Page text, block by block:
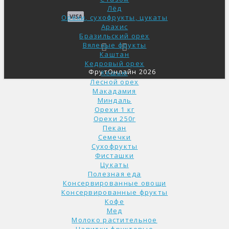
Лёд
Орехи, сухофрукты, цукаты
Арахис
Бразильский орех
Вяленые фрукты
Каштан
Кедровый орех
Кешью
Лесной орех
Макадамия
Миндаль
Орехи 1 кг
Орехи 250г
Пекан
Семечки
Сухофрукты
Фисташки
Цукаты
Полезная еда
Консервированные овощи
Консервированные фрукты
Кофе
Мед
Молоко растительное
ФрутОнлайн 2026